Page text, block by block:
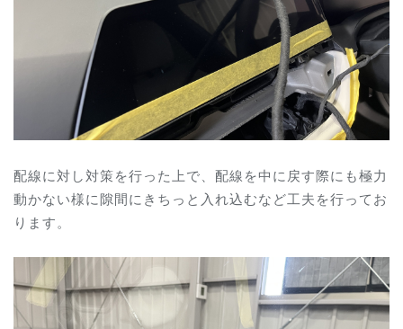
配線に対し対策を行った上で、配線を中に戻す際にも極力
動かない様に隙間にきちっと入れ込むなど工夫を行ってお
ります。